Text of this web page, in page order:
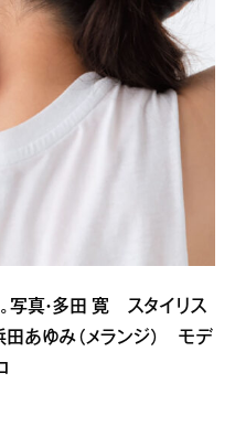
写真・多田 寛 スタイリス
田あゆみ（メランジ） モデ